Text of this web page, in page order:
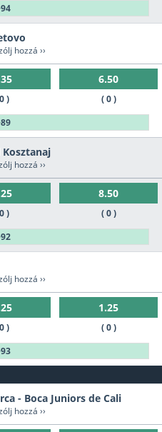
hozzá ››
)
6.50
( 0 )
hozzá ››
)
8.50
( 0 )
hozzá ››
)
1.25
( 0 )
- Boca Juniors de Cali
hozzá ››